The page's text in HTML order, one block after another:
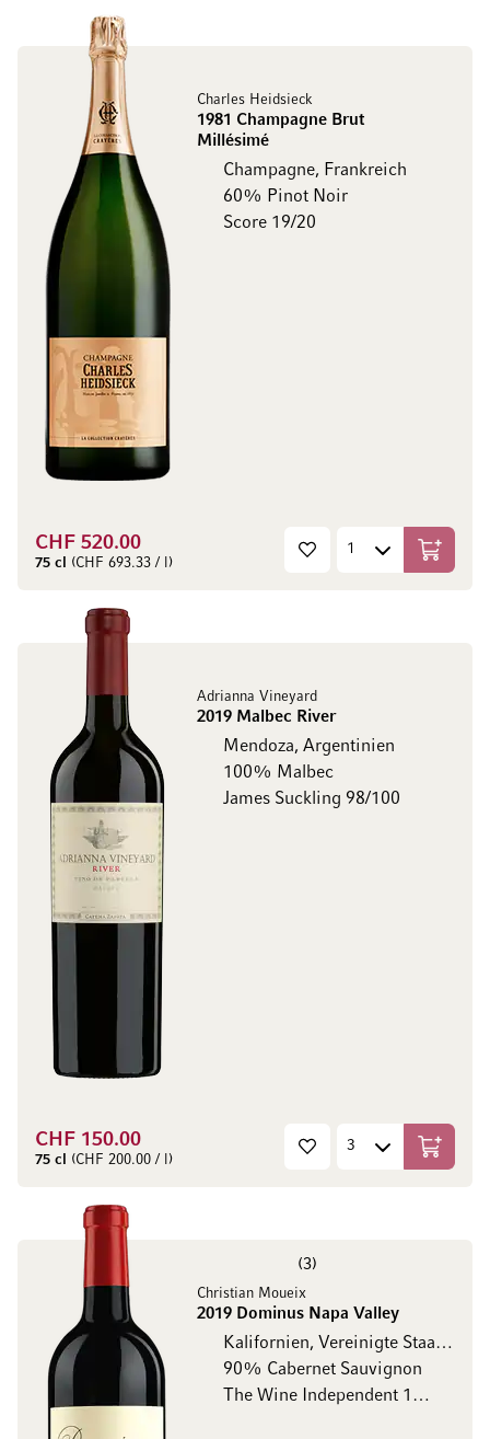
Charles Heidsieck
1981 Champagne Brut
Millésimé
Champagne, Frankreich
60% Pinot Noir
Score 19/20
CHF 520.00
75 cl (CHF 693.33 / l) In den
Adrianna Vineyard
2019 Malbec River
Mendoza, Argentinien
100% Malbec
James Suckling 98/100
CHF 150.00
75 cl (CHF 200.00 / l) In den
3
Christian Moueix
2019 Dominus Napa Valley
Kalifornien, Vereinigte Staaten
90% Cabernet Sauvignon
The Wine Independent 100/100